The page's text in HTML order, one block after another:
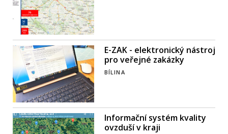
E-ZAK - elektronický nástroj
pro veřejné zakázky
BÍLINA
Informační systém kvality
ovzduší v kraji